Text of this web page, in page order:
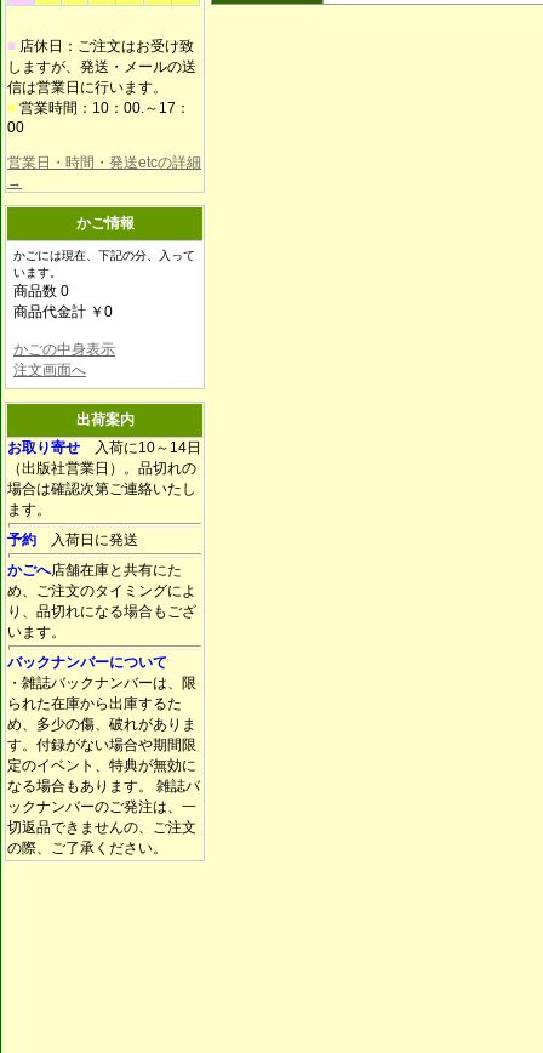
■ 店休日：ご注文はお受け致
しますが、発送・メールの送
信は営業日に行います。
■ 営業時間：10：00.～17：
00
営業日・時間・発送etcの詳細
→
かご情報
かごには現在、下記の分、入って
います。
商品数 0
商品代金計 ￥0
かごの中身表示
注文画面へ
出荷案内
お取り寄せ 入荷に10～14日
（出版社営業日）。品切れの
場合は確認次第ご連絡いたし
ます。
予約 入荷日に発送
かごへ店舗在庫と共有にた
め、ご注文のタイミングによ
り、品切れになる場合もござ
います。
バックナンバーについて
・雑誌バックナンバーは、限
られた在庫から出庫するた
め、多少の傷、破れがありま
す。付録がない場合や期間限
定のイベント、特典が無効に
なる場合もあります。 雑誌バ
ックナンバーのご発注は、一
切返品できませんの、ご注文
の際、ご了承ください。